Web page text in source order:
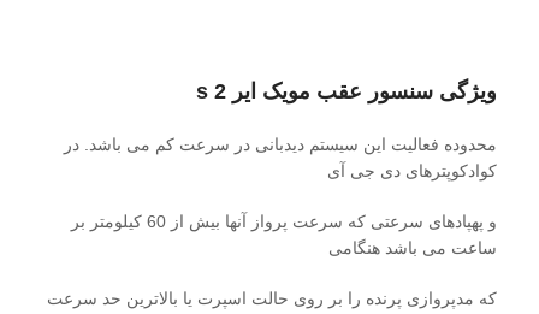
ویژگی سنسور عقب مویک ایر 2 s
محدوده فعالیت این سیستم دیدبانی در سرعت کم می باشد. در
کوادکوپترهای دی جی آی
و پهپادهای سرعتی که سرعت پرواز آنها بیش از 60 کیلومتر بر
ساعت می باشد هنگامی
که مدپروازی پرنده را بر روی حالت اسپرت یا بالاترین حد سرعت